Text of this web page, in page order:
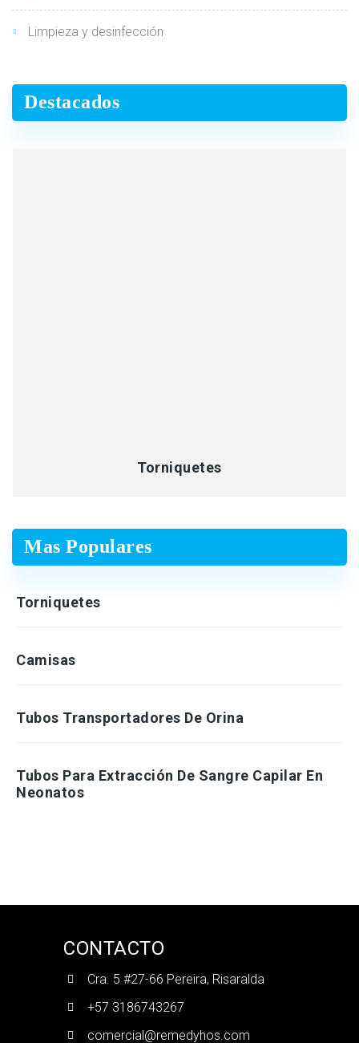
Limpieza y desinfección
Destacados
Torniquetes
Mas Populares
Torniquetes
Camisas
Tubos Transportadores De Orina
Tubos Para Extracción De Sangre Capilar En
Neonatos
CONTACTO
Cra. 5 #27-66 Pereira, Risaralda
+57 3186743267
comercial@remedyhos.com